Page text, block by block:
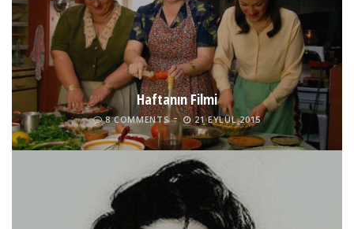
Haftanın Filmi
8 COMMENTS 21 EYLÜL 2015